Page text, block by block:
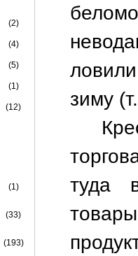
(2)
(4)
(5)
(1)
(12)
(1)
(33)
(193)
зиму
туда